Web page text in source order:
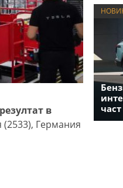
в
(2533), Германия
част